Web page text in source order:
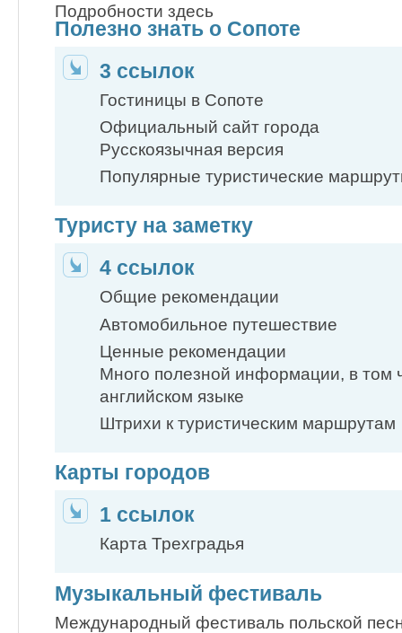
Подробности здесь
Полезно знать о Сопоте
3 ссылок
Гостиницы в Сопоте
Официальный сайт города
Русскоязычная версия
Популярные туристические
Туристу на заметку
4 ссылок
Общие рекомендации
Автомобильное путешествие
Ценные рекомендации
Много полезной информации, в том
английском языке
Штрихи к туристическим маршрутам
Карты городов
1 ссылок
Карта Трехградья
Музыкальный фестиваль
Международный фестиваль польской